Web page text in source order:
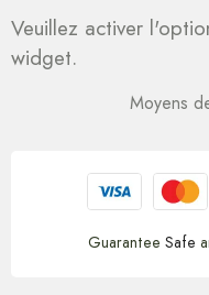
Veuillez activer
widget.
Moyens
Guarantee Safe